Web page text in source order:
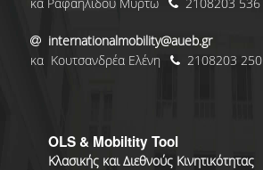
internationalmobility@aueb.gr
κα Κουτσανδρέα Ελένη
2108203 250
OLS & Mobiltity Tool
Κλασικής και Διεθνούς Κινητικότητας